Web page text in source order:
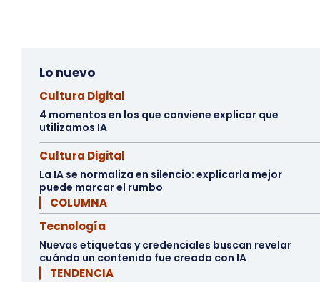
Lo nuevo
Cultura Digital
4 momentos en los que conviene explicar que
utilizamos IA
Cultura Digital
La IA se normaliza en silencio: explicarla mejor
puede marcar el rumbo
▏ COLUMNA
Tecnología
Nuevas etiquetas y credenciales buscan revelar
cuándo un contenido fue creado con IA
▏ TENDENCIA